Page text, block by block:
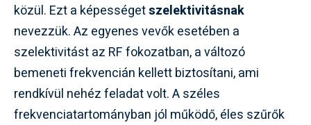
közül. Ezt a képességetszelektivitásnak
nevezzük. Az egyenes vevők esetében a
szelektivitást az RF fokozatban, a változó
bemeneti frekvencián kellett biztosítani, ami
rendkívül nehéz feladat volt. A széles
frekvenciatartományban jól működő, éles szűrők